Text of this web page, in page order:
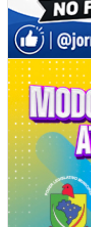
05/08/2026 | 07:00
Rede Municipal de Ensino
merendeiras
GERAL